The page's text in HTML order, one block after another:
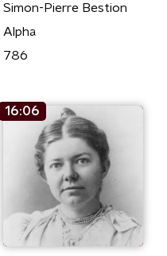
Simon-Pierre Bestion
Alpha
786
16:06